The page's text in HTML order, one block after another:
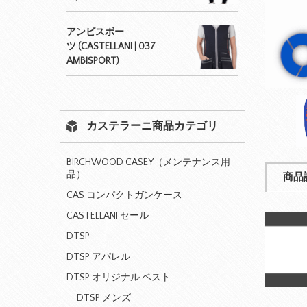
商品
アンビスポー
ツ (CASTELLANI | 037
AMBISPORT)
カステラーニ商品カテゴリ
BIRCHWOOD CASEY（メンテナンス用
品）
CAS コンパクトガンケース
CASTELLANI セール
DTSP
DTSP アパレル
DTSP オリジナル ベスト
DTSP メンズ